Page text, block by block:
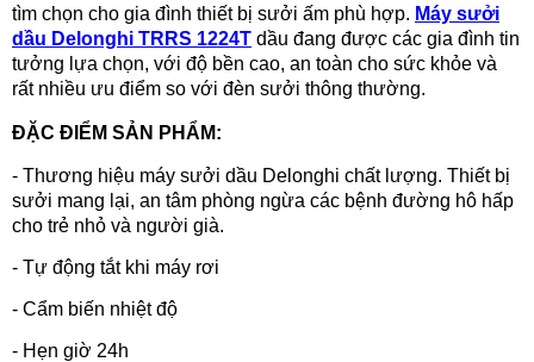
tìm chọn cho gia đình thiết bị sưởi ấm phù hợp. Máy sưởi
dầu Delonghi TRRS 1224T dầu đang được các gia đình tin
tưởng lựa chọn, với độ bền cao, an toàn cho sức khỏe và
rất nhiều ưu điểm so với đèn sưởi thông thường.
ĐẶC ĐIỂM SẢN PHẨM:
- Thương hiệu máy sưởi dầu Delonghi chất lượng. Thiết bị
sưởi mang lại, an tâm phòng ngừa các bệnh đường hô hấp
cho trẻ nhỏ và người già.
- Tự động tắt khi máy rơi
- Cẩm biến nhiệt độ
- Hẹn giờ 24h